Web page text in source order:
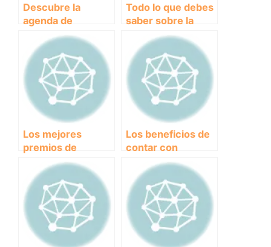
Descubre la
agenda de
eventos de los
clubes y
asociaciones
próximos
Todo lo que debes
saber sobre la
normativa de
eventos de clubes
y asociaciones:
Guía completa
Los mejores
premios de
eventos
organizados por
clubes y
asociaciones:
¡Descubre quiénes
se llevaron el
reconocimiento!
Los beneficios de
contar con
patrocinadores en
eventos de clubes
y asociaciones